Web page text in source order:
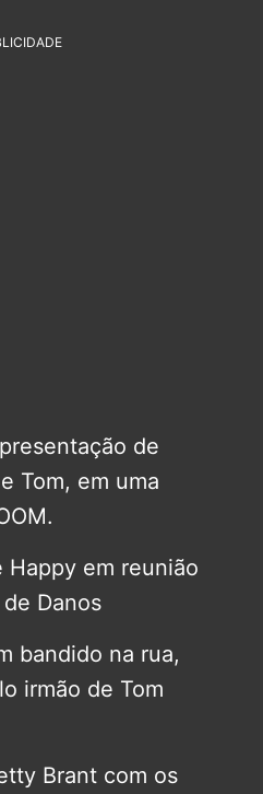
de
Tom, em uma
em reunião
Danos
bandido na rua,
irmão de Tom
Brant com os